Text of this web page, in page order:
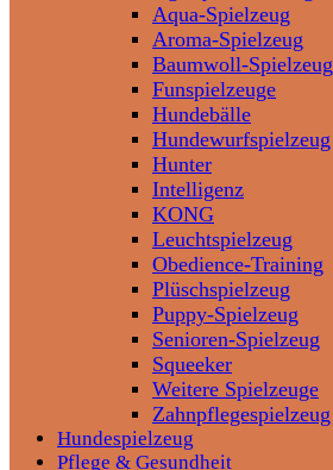
Aqua-Spielzeug
Aroma-Spielzeug
Baumwoll-Spielzeug
Funspielzeuge
Hundebälle
Hundewurfspielzeug
Hunter
Intelligenz
KONG
Leuchtspielzeug
Obedience-Training
Plüschspielzeug
Puppy-Spielzeug
Senioren-Spielzeug
Squeeker
Weitere Spielzeuge
Zahnpflegespielzeug
Hundespielzeug
Pflege & Gesundheit